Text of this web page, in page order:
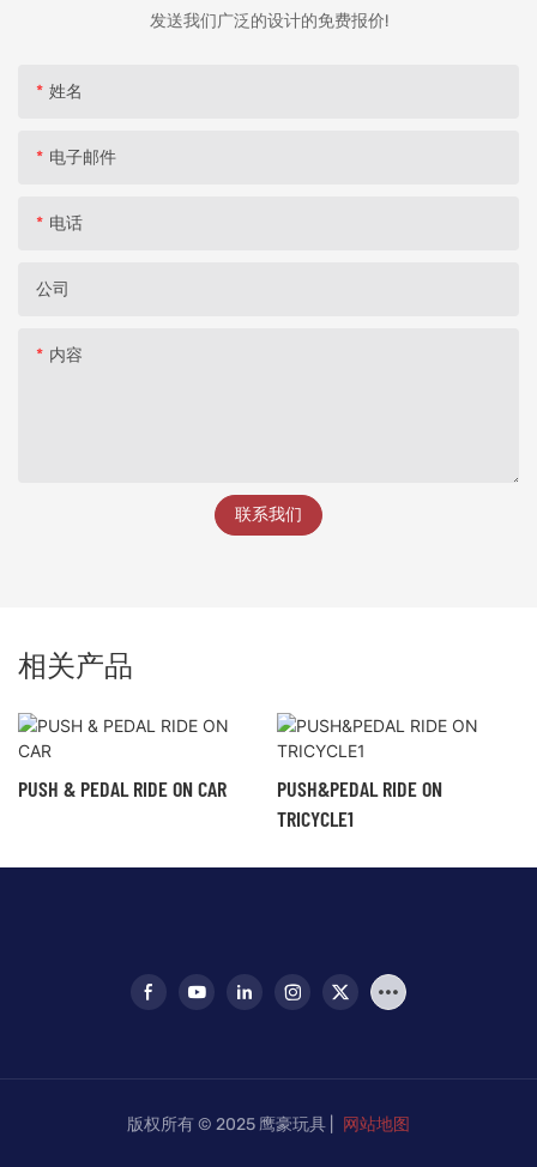
发送我们广泛的设计的免费报价!
姓名
电子邮件
电话
公司
内容
联系我们
相关产品
PUSH & PEDAL RIDE ON CAR
PUSH&PEDAL RIDE ON
TRICYCLE1
版权所有 © 2025 鹰豪玩具 | 网站地图